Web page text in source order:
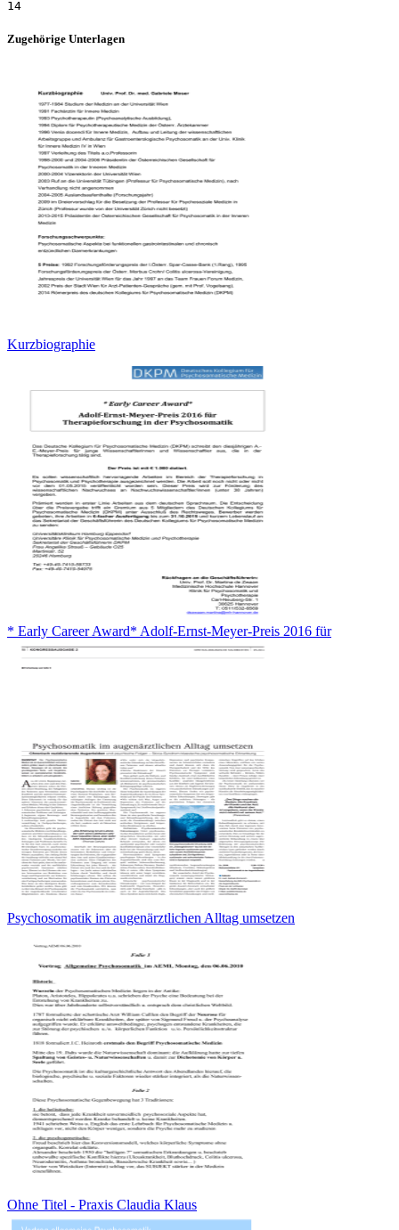
Zugehörige Unterlagen
Kurzbiographie
* Early Career Award* Adolf-Ernst-Meyer-Preis 2016 für
Psychosomatik im augenärztlichen Alltag umsetzen
Ohne Titel - Praxis Claudia Klaus